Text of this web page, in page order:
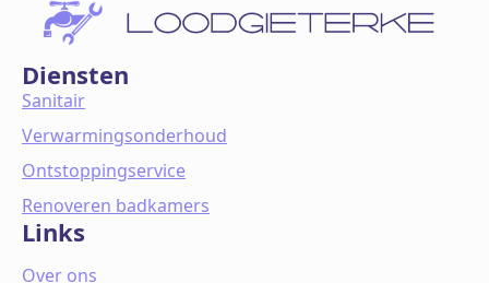
Diensten
Sanitair
Verwarmingsonderhoud
Ontstoppingservice
Renoveren badkamers
Links
Over ons